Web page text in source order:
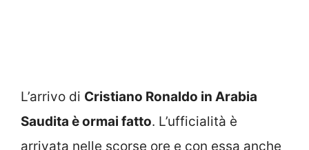
L’arrivo di Cristiano Ronaldo in Arabia
Saudita è ormai fatto. L’ufficialità è
arrivata nelle scorse ore e con essa anche